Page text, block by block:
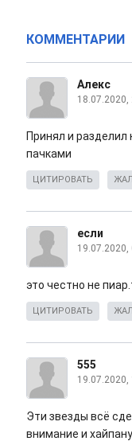
КОММЕНТАРИИ
Алекс
18.07.2020,
Принял и разделил
пачками
ЦИТИРОВАТЬ
если
19.07.2020,
это честно не
ЦИТИРОВАТЬ
555
19.07.2020,
Эти звезды всё
внимание и